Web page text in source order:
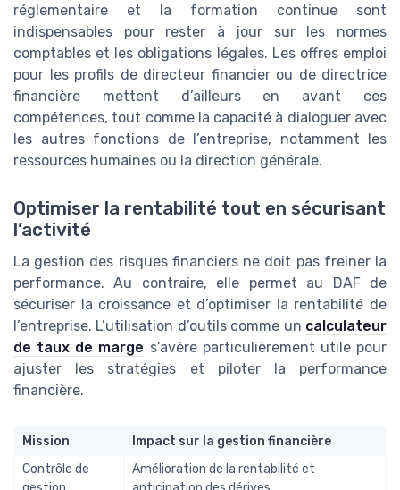
réglementaire et la formation continue sont
indispensables pour rester à jour sur les normes
comptables et les obligations légales. Les offres emploi
pour les profils de directeur financier ou de directrice
financière mettent d’ailleurs en avant ces
compétences, tout comme la capacité à dialoguer avec
les autres fonctions de l’entreprise, notamment les
ressources humaines ou la direction générale.
Optimiser la rentabilité tout en sécurisant
l’activité
La gestion des risques financiers ne doit pas freiner la
performance. Au contraire, elle permet au DAF de
sécuriser la croissance et d’optimiser la rentabilité de
l’entreprise. L’utilisation d’outils comme un calculateur
de taux de marge s’avère particulièrement utile pour
ajuster les stratégies et piloter la performance
financière.
Mission
Impact sur la gestion financière
Contrôle de
Amélioration de la rentabilité et